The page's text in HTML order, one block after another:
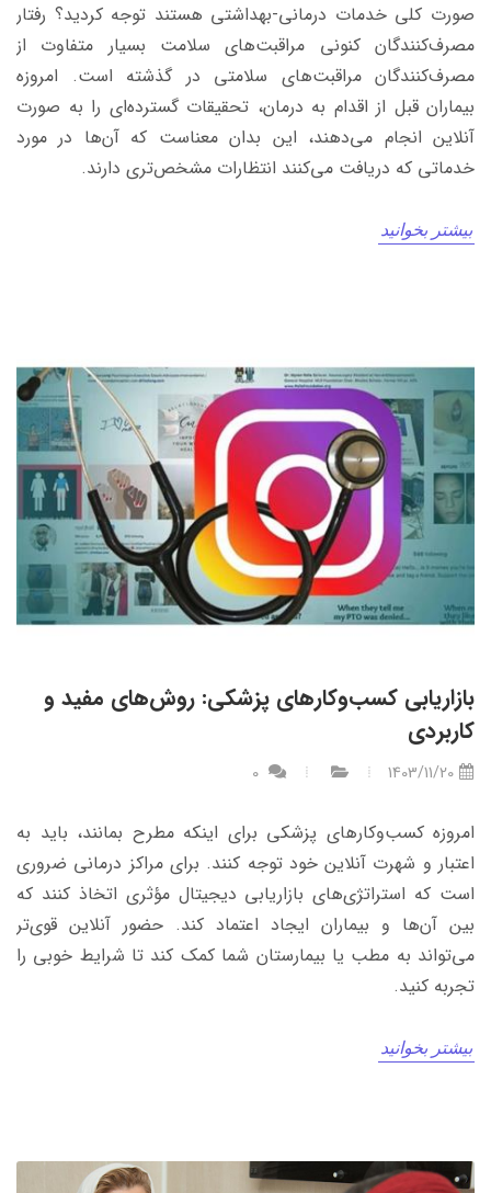
صورت کلی خدمات درمانی-بهداشتی هستند توجه کردید؟ رفتار
مصرف‌کنندگان کنونی مراقبت‌های سلامت بسیار متفاوت از
مصرف‌کنندگان مراقبت‌های سلامتی در گذشته است. امروزه
بیماران قبل از اقدام به درمان، تحقیقات گسترده‌ای را به صورت
آنلاین انجام می‌دهند، این بدان معناست که آن‌ها در مورد
خدماتی که دریافت می‌کنند انتظارات مشخص‌تری دارند.
بیشتر بخوانید
بازاریابی کسب‌وکارهای پزشکی: روش‌های مفید و
کاربردی
1403/11/20
امروزه کسب‌وکارهای پزشکی برای اینکه مطرح بمانند، باید به
اعتبار و شهرت آنلاین خود توجه کنند. برای مراکز درمانی ضروری
است که استراتژی‌های بازاریابی دیجیتال مؤثری اتخاذ کنند که
بین آن‌ها و بیماران ایجاد اعتماد کند. حضور آنلاین قوی‌تر
می‌تواند به مطب یا بیمارستان شما کمک کند تا شرایط خوبی را
تجربه کنید.
بیشتر بخوانید